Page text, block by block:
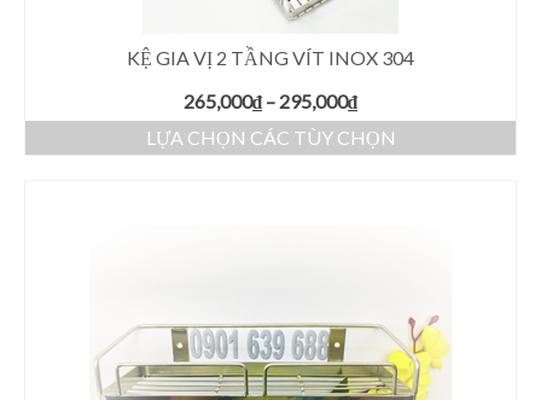
KỆ GIA VỊ 2 TẦNG VÍT INOX 304
265,000₫ – 295,000₫
LỰA CHỌN CÁC TÙY CHỌN